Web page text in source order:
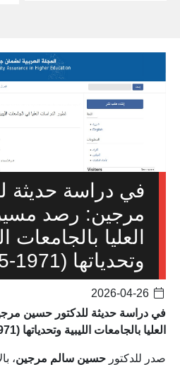
في دراسة حديثة
مرجين: رصد
العليا بالجامعات
وتحدياتها (1971-2025)
في دراسة حديثة للدكتور حسين
العليا بالجامعات الليبية وتحدياتها (1971-2025)
صدر للدكتور حسين سالم مرجين،